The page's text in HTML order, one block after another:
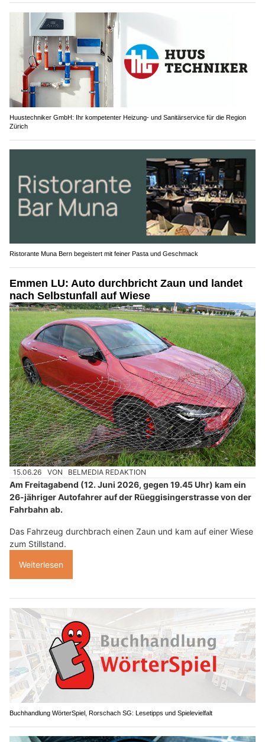
Huustechniker GmbH: Ihr kompetenter Heizung- und Sanitärservice für die Region
Zürich
Ristorante Muna Bern begeistert mit feiner Pasta und Geschmack
Emmen LU: Auto durchbricht Zaun und landet
nach Selbstunfall auf Wiese
15.06.26 VON BELMEDIA REDAKTION
Am Freitagabend (12. Juni 2026, gegen 19.45 Uhr) kam ein
26-jähriger Autofahrer auf der Rüeggisingerstrasse von der
Fahrbahn ab.
Das Fahrzeug durchbrach einen Zaun und kam auf einer Wiese
zum Stillstand.
Weiterlesen
Buchhandlung WörterSpiel, Rorschach SG: Lesetipps und Spielevielfalt